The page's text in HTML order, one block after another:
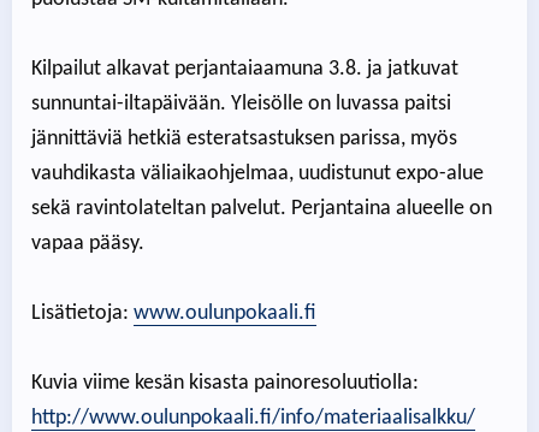
Kilpailut alkavat perjantaiaamuna 3.8. ja jatkuvat
sunnuntai-iltapäivään. Yleisölle on luvassa paitsi
jännittäviä hetkiä esteratsastuksen parissa, myös
vauhdikasta väliaikaohjelmaa, uudistunut expo-alue
sekä ravintolateltan palvelut. Perjantaina alueelle on
vapaa pääsy.
Lisätietoja: www.oulunpokaali.fi
Kuvia viime kesän kisasta painoresoluutiolla:
http://www.oulunpokaali.fi/info/materiaalisalkku/